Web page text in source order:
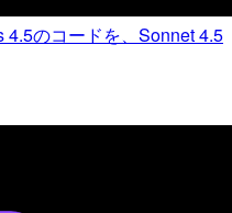
のコードを、Sonnet 4.5